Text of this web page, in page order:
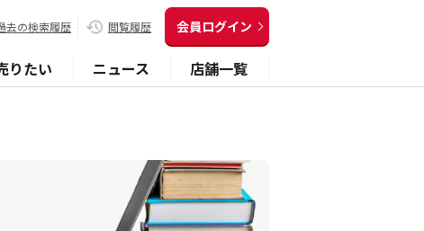
去の検索履歴 閲覧履歴 会員ログイン
りたい ニュース 店舗一覧